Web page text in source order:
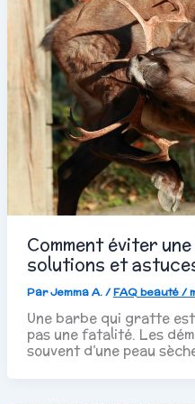
Comment éviter
solutions et
ParJemma A./FAQ beauté /
Une barbe qui gratte
pas une fatalité. Les
souvent d’une peau